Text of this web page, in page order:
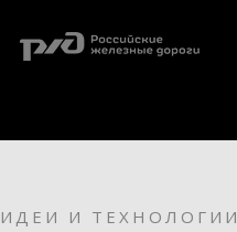
ИДЕИ И ТЕХНОЛОГИИ